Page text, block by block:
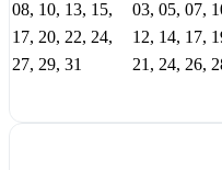
08, 10, 13, 15,
17, 20, 22, 24,
27, 29, 31
03, 05, 07,
12, 14, 17,
21, 24, 26,